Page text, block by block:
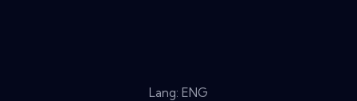
Lang: ENG